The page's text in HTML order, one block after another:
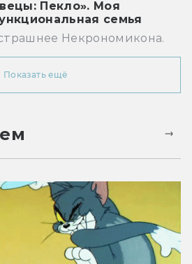
Пекло». Моя
семья
Некрономикона.
Показать ещё